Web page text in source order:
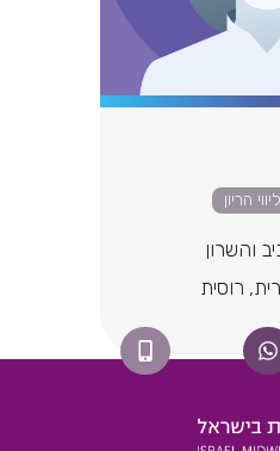
ליווי הריון
והשרון
, רוסית